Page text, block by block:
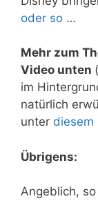
oder so …
Mehr zum
Video unten
im
natürlich
unter diesem
Übrigens:
Angeblich,